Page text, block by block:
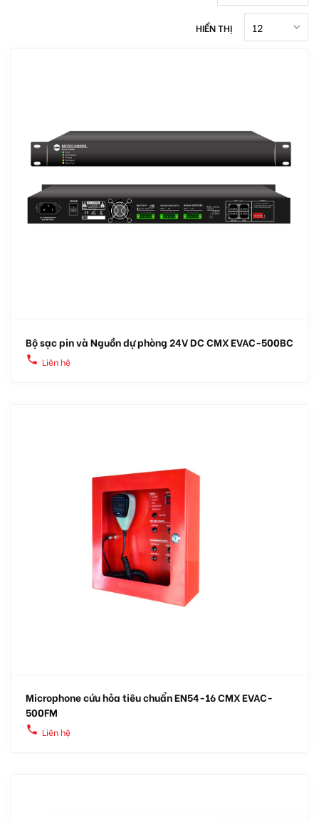
HIỂN THỊ
Bộ sạc pin và Nguồn dự phòng 24V DC CMX EVAC-500BC
local_phone Liên hệ
Microphone cứu hỏa tiêu chuẩn EN54-16 CMX EVAC-
500FM
local_phone Liên hệ